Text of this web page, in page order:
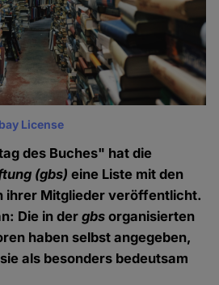
License
des Buches" hat die
(gbs) eine Liste mit den
ihrer Mitglieder veröffentlicht.
Die in dergbs organisierten
haben selbst angegeben,
als besonders bedeutsam